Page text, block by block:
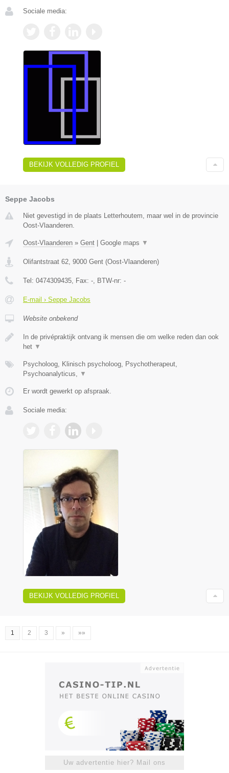
Sociale media:
BEKIJK VOLLEDIG PROFIEL
Seppe Jacobs
Niet gevestigd in de plaats Letterhoutem, maar wel in de provincie
Oost-Vlaanderen.
Oost-Vlaanderen » Gent | Google maps ▼
Olifantstraat 62 9000 Gent (Oost-Vlaanderen)
Tel: 0474309435 , Fax: - , BTW-nr: -
E-mail › Seppe Jacobs
Website onbekend
In de privépraktijk ontvang ik mensen die om welke reden dan ook
het ▼
Psycholoog, Klinisch psycholoog, Psychotherapeut,
Psychoanalyticus,
▼
Er wordt gewerkt op afspraak.
Sociale media:
BEKIJK VOLLEDIG PROFIEL
1 2 3 » »»
Uw advertentie hier? Mail ons